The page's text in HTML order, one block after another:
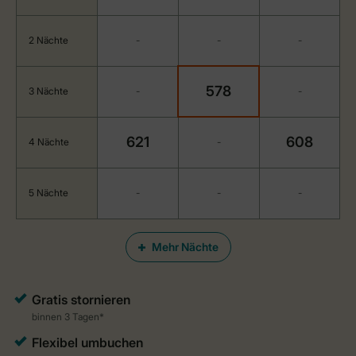
Mehr Nächte
2 Nächte - - -
3 Nächte - 578 -
4 Nächte 621 - 608
5 Nächte - - -